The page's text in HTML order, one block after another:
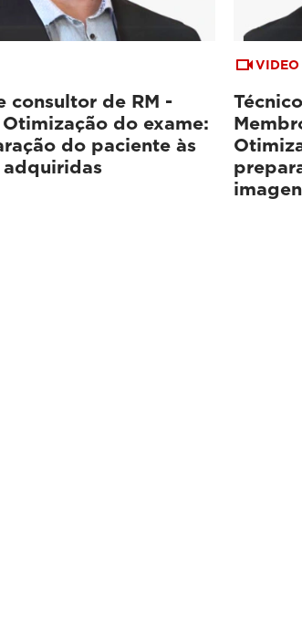
consultor de RM -
do exame:
do paciente às
adquiridas
VIDEO